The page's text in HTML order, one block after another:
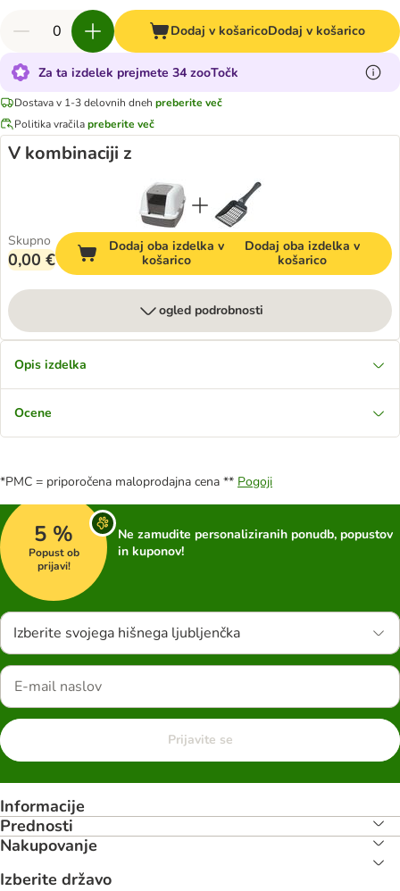
Dodaj v košaricoDodaj v košarico
Za ta izdelek prejmete 34 zooTočk
Dostava v 1-3 delovnih dneh preberite več
Politika vračilapreberite več
V kombinaciji z
Skupno
0,00 €
Dodaj oba izdelka v
košarico
Dodaj oba izdelka v
košarico
ogled podrobnosti
Opis izdelka
Ocene
*PMC = priporočena maloprodajna cena ** Pogoji
5 %
Popust ob
prijavi!
Ne zamudite personaliziranih ponudb, popustov
in kuponov!
Izberite svojega hišnega ljubljenčka
Prijavite se
Informacije
Prednosti
Nakupovanje
Izberite državo